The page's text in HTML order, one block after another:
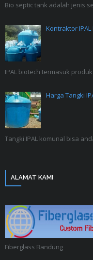
Bio septic tank adalah jenis
Kontraktor
IPAL biotech termasuk
Harga Tangki
Tangki IPAL komunal bisa
ALAMAT KAMI
Fiberglass Bandung